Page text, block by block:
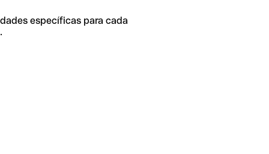
específicas para cada